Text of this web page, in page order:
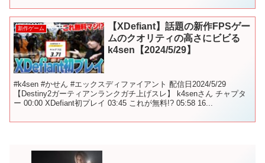
新作ゲーム
【XDefiant】話題の新作FPSゲー
ムのクオリティの高さにビビる
k4sen【2024/5/29】
#k4sen #かせん #エックスディファイアント 配信日2024/5/29
【Destiny2ガーティアンランクガチ上げスレ】 k4senさん チャプタ
ー 00:00 XDefiant初プレイ 03:45 これが無料!? 05:58 16...